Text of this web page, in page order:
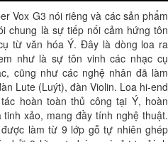
Vox G3 nói riêng và các sản phẩm
chung là sự tiếp nối cảm hứng tôn
từ văn hóa Ý. Đây là dòng loa ra
như là sự tôn vinh các nhạc cụ
cũng như các nghệ nhân đã làm
Lute (Luýt), đàn Violin. Loa hi-end
hoàn toàn thủ công tại Ý, hoàn
xảo, mang đầy tính nghệ thuật.
làm từ 9 lớp gỗ tự nhiên ghép